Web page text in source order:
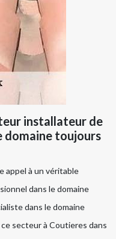
installateur de
domaine toujours
appel à un véritable
dans le domaine
dans le domaine
secteur à Coutieres dans